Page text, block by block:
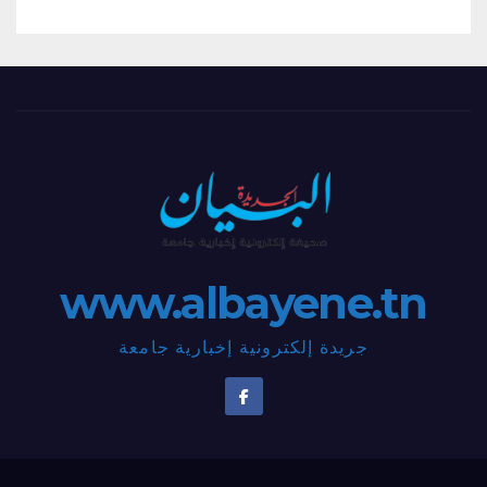
www.albayene.tn
جريدة إلكترونية إخبارية جامعة